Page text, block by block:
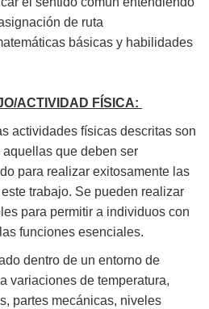
de ruta
básicas y habilidades
ACTIVIDAD FÍSICA:
actividades físicas descritas son
que deben ser
para realizar exitosamente las
trabajo. Se pueden realizar
para permitir a individuos con
funciones esenciales.
dentro de un entorno de
variaciones de temperatura,
partes mecánicas, niveles